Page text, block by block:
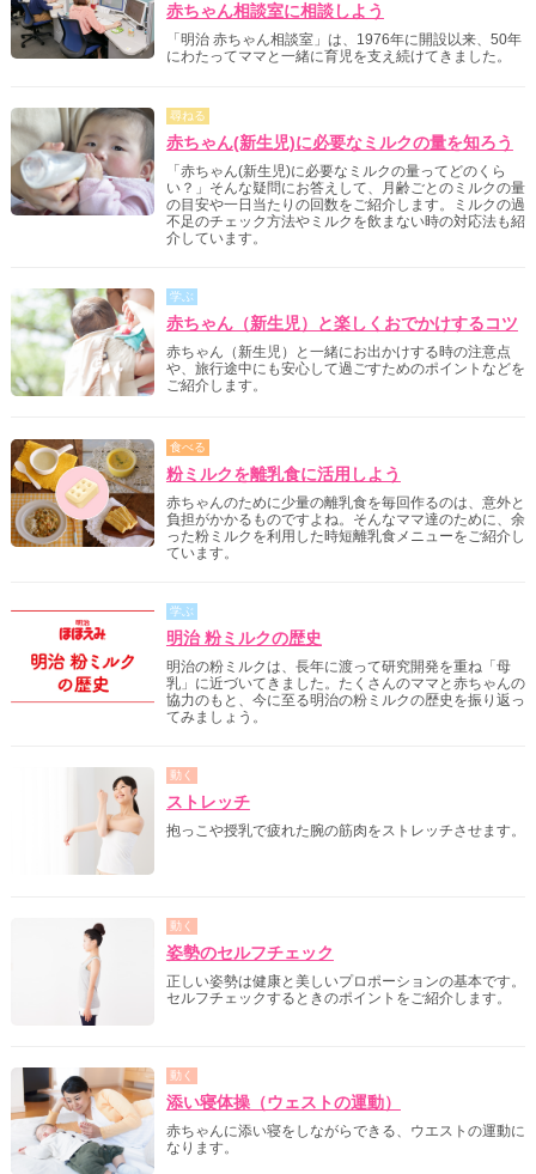
赤ちゃん相談室に相談しよう
「明治 赤ちゃん相談室」は、1976年に開設以来、50年
にわたってママと一緒に育児を支え続けてきました。
尋ねる
赤ちゃん(新生児)に必要なミルクの量を知ろう
「赤ちゃん(新生児)に必要なミルクの量ってどのくら
い？」そんな疑問にお答えして、月齢ごとのミルクの量
の目安や一日当たりの回数をご紹介します。ミルクの過
不足のチェック方法やミルクを飲まない時の対応法も紹
介しています。
学ぶ
赤ちゃん（新生児）と楽しくおでかけするコツ
赤ちゃん（新生児）と一緒にお出かけする時の注意点
や、旅行途中にも安心して過ごすためのポイントなどを
ご紹介します。
食べる
粉ミルクを離乳食に活用しよう
赤ちゃんのために少量の離乳食を毎回作るのは、意外と
負担がかかるものですよね。そんなママ達のために、余
った粉ミルクを利用した時短離乳食メニューをご紹介し
ています。
学ぶ
明治 粉ミルクの歴史
明治の粉ミルクは、長年に渡って研究開発を重ね「母
乳」に近づいてきました。たくさんのママと赤ちゃんの
協力のもと、今に至る明治の粉ミルクの歴史を振り返っ
てみましょう。
動く
ストレッチ
抱っこや授乳で疲れた腕の筋肉をストレッチさせます。
動く
姿勢のセルフチェック
正しい姿勢は健康と美しいプロポーションの基本です。
セルフチェックするときのポイントをご紹介します。
動く
添い寝体操（ウェストの運動）
赤ちゃんに添い寝をしながらできる、ウエストの運動に
なります。